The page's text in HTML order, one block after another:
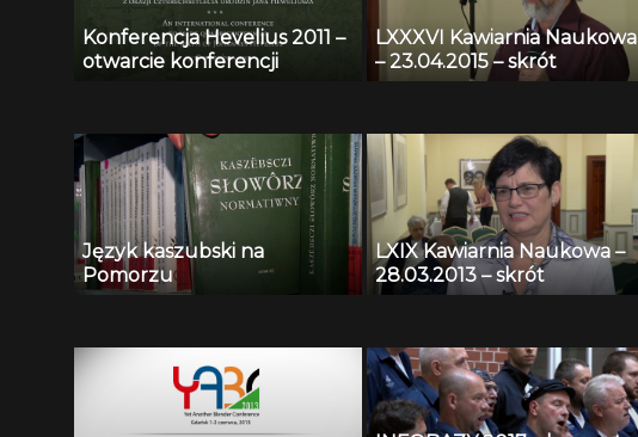
Konferencja Hevelius 2011 –
otwarcie konferencji
LXXXVI Kawiarnia Naukowa
– 23.04.2015 – skrót
Język kaszubski na
Pomorzu
LXIX Kawiarnia Naukowa –
28.03.2013 – skrót